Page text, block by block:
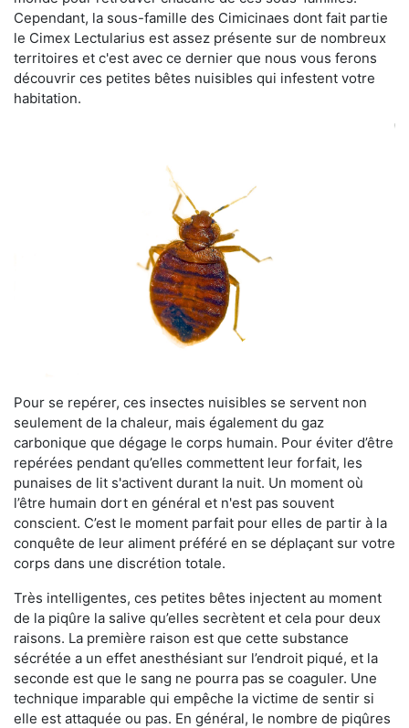
Cependant, la sous-famille des Cimicinaes dont fait partie
le Cimex Lectularius est assez présente sur de nombreux
territoires et c'est avec ce dernier que nous vous ferons
découvrir ces petites bêtes nuisibles qui infestent votre
habitation.
Pour se repérer, ces insectes nuisibles se servent non
seulement de la chaleur, mais également du gaz
carbonique que dégage le corps humain. Pour éviter d’être
repérées pendant qu’elles commettent leur forfait, les
punaises de lit s'activent durant la nuit. Un moment où
l’être humain dort en général et n'est pas souvent
conscient. C’est le moment parfait pour elles de partir à la
conquête de leur aliment préféré en se déplaçant sur votre
corps dans une discrétion totale.
Très intelligentes, ces petites bêtes injectent au moment
de la piqûre la salive qu’elles secrètent et cela pour deux
raisons. La première raison est que cette substance
sécrétée a un effet anesthésiant sur l’endroit piqué, et la
seconde est que le sang ne pourra pas se coaguler. Une
technique imparable qui empêche la victime de sentir si
elle est attaquée ou pas. En général, le nombre de piqûres